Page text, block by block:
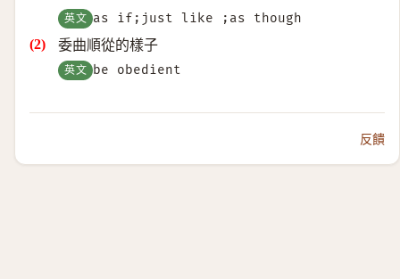
英文 as if;just like ;as though
委曲順從的樣子
英文 be obedient
反饋